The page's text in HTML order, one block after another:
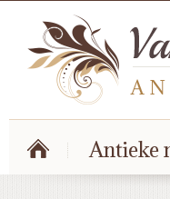
Antieke